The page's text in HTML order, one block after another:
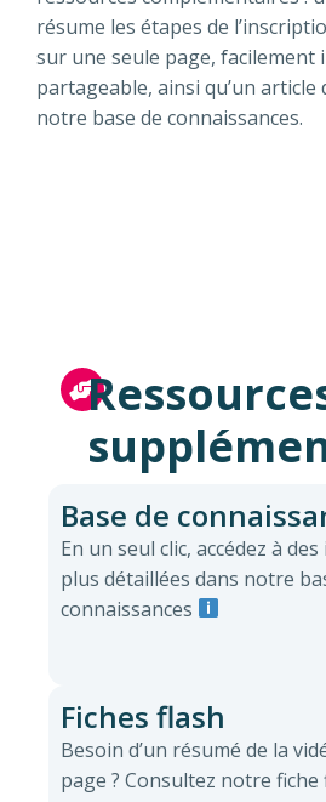
résume les étapes de
sur une seule page, facilement
partageable, ainsi qu’un article
notre base de connaissances.
Base de
En un seul clic, accédez à
plus détaillées dans notre
connaissances
Fiches flash
Besoin d’un résumé de la
page ? Consultez notre fiche